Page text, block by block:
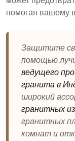
помогая вашему
Защитите
помощью
ведущего
гранита в
широкий
гранитных
гранитных
комнат и